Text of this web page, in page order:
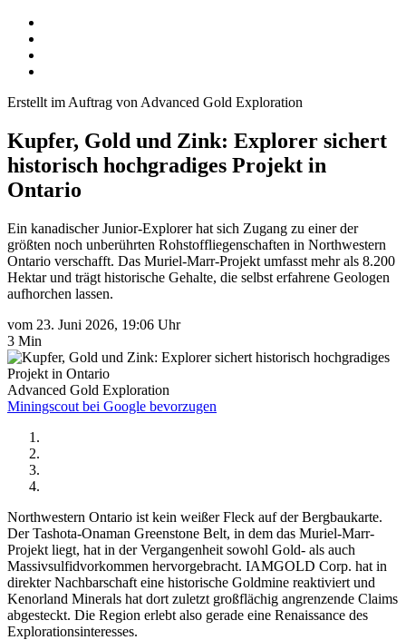
Erstellt im Auftrag von Advanced Gold Exploration
Kupfer, Gold und Zink: Explorer sichert
historisch hochgradiges Projekt in
Ontario
Ein kanadischer Junior-Explorer hat sich Zugang zu einer der
größten noch unberührten Rohstoffliegenschaften in Northwestern
Ontario verschafft. Das Muriel-Marr-Projekt umfasst mehr als 8.200
Hektar und trägt historische Gehalte, die selbst erfahrene Geologen
aufhorchen lassen.
vom 23. Juni 2026, 19:06 Uhr
3 Min
Advanced Gold Exploration
Miningscout bei Google bevorzugen
Northwestern Ontario ist kein weißer Fleck auf der Bergbaukarte.
Der Tashota-Onaman Greenstone Belt, in dem das Muriel-Marr-
Projekt liegt, hat in der Vergangenheit sowohl Gold- als auch
Massivsulfidvorkommen hervorgebracht. IAMGOLD Corp. hat in
direkter Nachbarschaft eine historische Goldmine reaktiviert und
Kenorland Minerals hat dort zuletzt großflächig angrenzende Claims
abgesteckt. Die Region erlebt also gerade eine Renaissance des
Explorationsinteresses.